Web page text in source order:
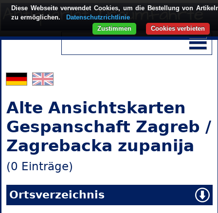
Alte Ansichtskarten
Gespanschaft Zagreb /
Zagrebacka zupanija
(0 Einträge)
Ortsverzeichnis
Diese Webseite verwendet Cookies, um die Bestellung von
zu ermöglichen.
Datenschutzrichtlinie
Cookies verbieten
Zustimmen